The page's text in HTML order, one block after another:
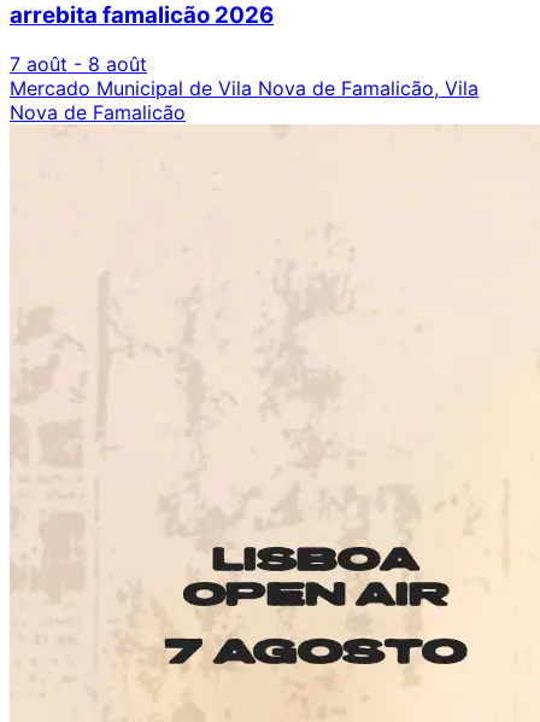
arrebita famalicão 2026
7 août - 8 août
Mercado Municipal de Vila Nova de Famalicão, Vila
Nova de Famalicão